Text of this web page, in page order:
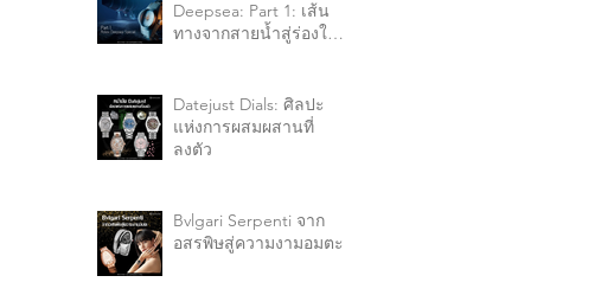
Deepsea: Part 1: เส้น
ทางจากสายน้ำสู่ร่องใต้
Datejust Dials: ศิลปะ
แห่งการผสมผสานที่
ลงตัว
Bvlgari Serpenti จาก
อสรพิษสู่ความงามอมตะ